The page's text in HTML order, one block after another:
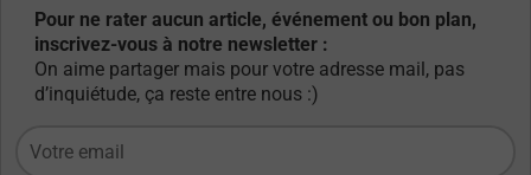
Pour ne rater aucun article, événement ou bon plan,
inscrivez-vous à notre newsletter :
On aime partager mais pour votre adresse mail, pas
d’inquiétude, ça reste entre nous :)